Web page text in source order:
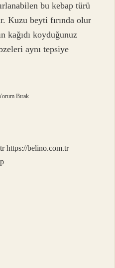
bu kebap türü
Kuzu beyti fırında olur
kağıdı koyduğunuz
aynı tepsiye
Bırak
https://belino.com.tr